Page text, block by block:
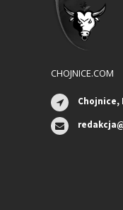
CHOJNICE.COM
Chojnice,